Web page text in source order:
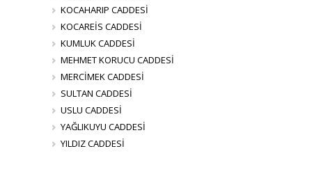
KOCAHARIP CADDESİ
KOCAREİS CADDESİ
KUMLUK CADDESİ
MEHMET KORUCU CADDESİ
MERCİMEK CADDESİ
SULTAN CADDESİ
USLU CADDESİ
YAĞLIKUYU CADDESİ
YILDIZ CADDESİ